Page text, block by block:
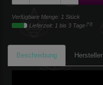
Verfügbare Menge: 1 Stück
Lieferzeit: 1 bis 3 Tage [*2]
Beschreibung Hersteller